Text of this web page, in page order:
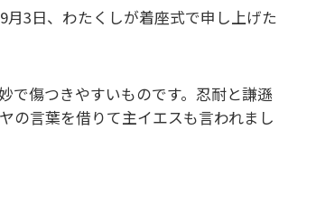
3日、わたくしが着座式で申し上げた
で傷つきやすいものです。忍耐と謙遜
の言葉を借りて主イエスも言われまし